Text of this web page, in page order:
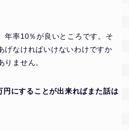
年率10％が良いところです。そ
げなければいけないわけですか
りません。
円にすることが出来ればまた話は